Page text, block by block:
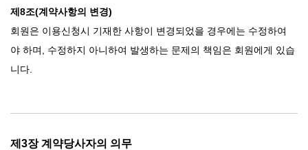
제8조(계약사항의 변경)
회원은 이용신청시 기재한 사항이 변경되었을 경우에는 수정하여
야 하며, 수정하지 아니하여 발생하는 문제의 책임은 회원에게 있습
니다.
제3장 계약당사자의 의무